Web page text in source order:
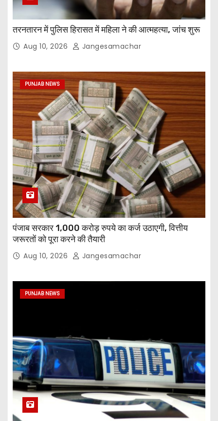
तरनतारन में पुलिस हिरासत में महिला ने की आत्महत्या, जांच शुरू
Aug 10, 2026 Jangesamachar
PUNJAB NEWS
पंजाब सरकार 1,000 करोड़ रुपये का कर्ज उठाएगी, वित्तीय
जरूरतों को पूरा करने की तैयारी
Aug 10, 2026 Jangesamachar
PUNJAB NEWS